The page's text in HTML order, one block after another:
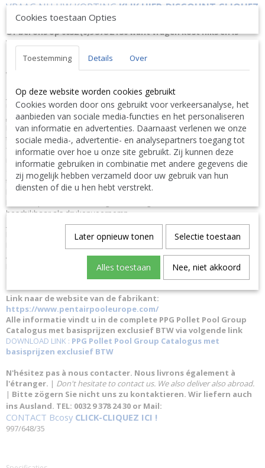
VRAAG NU UW KORTING KLIK HIER-DISCOUNT CLIQUEZ
ICI !
Of bel ons op 0032 (0)9 378 24 30 want vragen kost niks en is
VRIJBLIJVEND ! We geven altijd de laagste prijsgarantie en
bovendien persoonlijk advies.
Wij geven op aanvraag via mail hierop een KORTING inclusief
OMSCHRIJVING
UltraFlow Plus hoogrendementspomp
ALGEMEEN
Eigenschappen Cam & Ramp™ deksel met uniek ontwerp, eenvoudig
te verwijderen en te bevestigen met een kwartdraai Extra grote
filtermand voor optimaal onderhoudsgemak en langere
reinigingsintervallen 2” openingen voor snelle voeding en efficiëntere
doorstroming Garandeert optimaal rendement en beperkt onderhoud
tot een minimum Speciaal ontworpen voor geluidsarme werking
Roestvrijstalen klemband voor eenvoudig verwijderen aandrijfzijde
beschikbaar als drukopvoerpomp
Merk: Pentair Garantie: 3 jaar garantie Gewicht: 18 kg Lengte: 549 mm
Hoogte: 330 mm Fase: I Debiet (op 10m): 22 m³/h Aansluiting IN: 2' F
Aansluiting OUT: 2' F Vermogen motor: 1.1 kw Vermogen motor: 1.5 hp
Pompkastmateriaal: Synthetisch
Link naar de website van de fabrikant:
https://www.pentairpooleurope.com/
Alle informatie vindt u in de complete PPG Pollet Pool Group
Catalogus met basisprijzen exclusief BTW via volgende link
DOWNLOAD LINK : PPG Pollet Pool Group Catalogus met
basisprijzen exclusief BTW
N'hésitez pas à nous contacter. Nous livrons également à
l'étranger. | Don't hesitate to contact us. We also deliver also abroad.
| Bitte zögern Sie nicht uns zu kontaktieren. Wir liefern auch
ins Ausland. TEL: 0032 9 378 24 30 or Mail:
CONTACT Bcosy CLICK-CLIQUEZ ICI !
997/648/35
Cookies toestaan Opties
Toestemming Details Over
Op deze website worden cookies gebruikt
Cookies worden door ons gebruikt voor verkeersanalyse, het
aanbieden van sociale media-functies en het personaliseren
van informatie en advertenties. Daarnaast verlenen we onze
sociale media-, advertentie- en analysepartners toegang tot
informatie over hoe u onze site gebruikt. Zij kunnen deze
informatie gebruiken in combinatie met andere gegevens die
zij mogelijk hebben verzameld door uw gebruik van hun
diensten of die u hen hebt verstrekt.
Later opnieuw tonen Selectie toestaan
Alles toestaan Nee, niet akkoord